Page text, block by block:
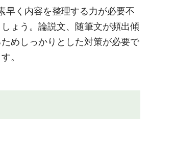
早く内容を整理する力が必要不
ょう。論説文、随筆文が頻出傾
めしっかりとした対策が必要で
。